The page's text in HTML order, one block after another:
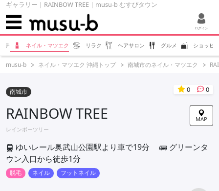
ギャラリー | RAINBOW TREE | musu-b むすびタウン
ログイン
テ ネイル・マツエク リラク ヘアサロン グルメ ショッピ
musu-b ネイル・マツエク 沖縄トップ 南城市のネイル・マツエク
南城市 0 0
MAP
RAINBOW TREE
レインボーツリー
ゆいレール奥武山公園駅より車で19分
グリーンタ
ウン入口から徒歩1分
脱毛 ネイル フットネイル